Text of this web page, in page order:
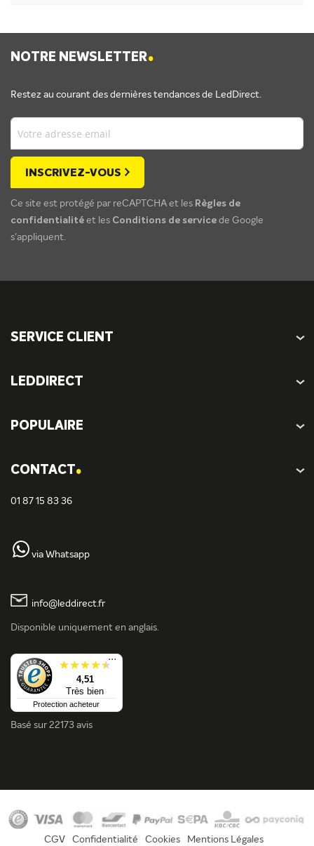
NOTRE NEWSLETTER.
Restez au courant des dernières tendances de LedDirect.
INSCRIVEZ-VOUS
Ce site est protégé par reCAPTCHA et les Règles de
confidentialité et les Conditions de service de Google
s'appliquent.
SERVICE CLIENT
LEDDIRECT
POPULAIRE
CONTACT.
01 87 15 83 36
via Whatsapp
info@leddirect.fr
Disponible uniquement en anglais.
4,51
Très bien
...
Protection acheteur
Basé sur22173 avis
CGV Confidentialité Cookies Mentions Légales